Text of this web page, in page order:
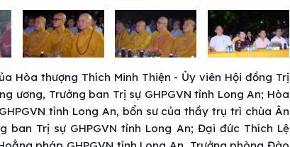
Hòa thượng Thích Minh Thiện - Ủy viên Hội đồng Trị
ương, Trưởng ban Trị sự GHPGVN tỉnh Long An; Hòa
tỉnh Long An, bổn sư của thầy trụ trì chùa Ân
ban Trị sự GHPGVN tỉnh Long An; Đại đức Thích Lệ